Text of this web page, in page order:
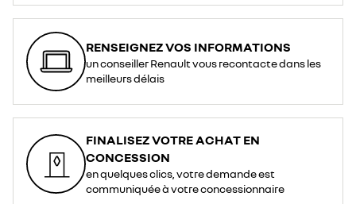
RENSEIGNEZ VOS INFORMATIONS
un conseiller Renault vous recontacte dans les
meilleurs délais
FINALISEZ VOTRE ACHAT EN
CONCESSION
en quelques clics, votre demande est
communiquée à votre concessionnaire